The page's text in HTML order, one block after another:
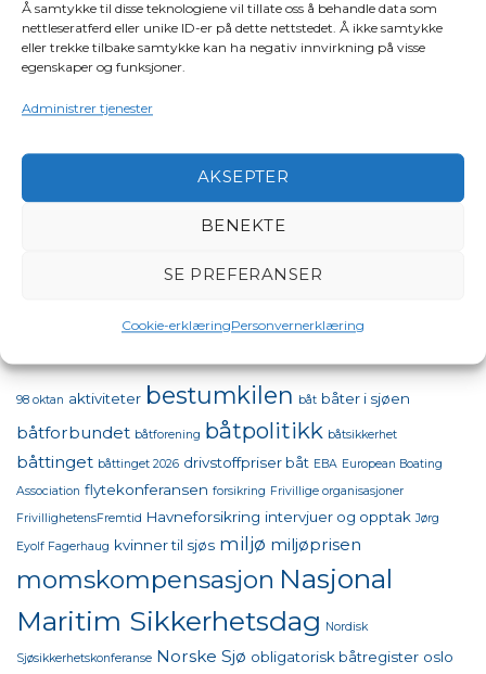
Å samtykke til disse teknologiene vil tillate oss å behandle data som
nettleseratferd eller unike ID-er på dette nettstedet. Å ikke samtykke
eller trekke tilbake samtykke kan ha negativ innvirkning på visse
egenskaper og funksjoner.
Administrer tjenester
AKSEPTER
BENEKTE
SE PREFERANSER
Cookie-erklæringPersonvernerklæring
Miljøhjørnet(18)
Nasjonal Maritim Sikkerhetsdag
Nyheter(251)
Sjøsikkerhet – våre viktige saker
98 oktan aktiviteter bestumkilen båt båter i sjøen
båtforbundet båtforening båtpolitikk båtsikkerhet
båttinget båttinget 2026 drivstoffpriser båt EBA European Boating
Association flytekonferansen forsikring Frivillige organisasjoner
FrivillighetensFremtid Havneforsikring intervjuer og opptak Jørg
Eyolf Fagerhaug kvinner til sjøs miljø miljøprisen
momskompensasjon Nasjonal
Maritim Sikkerhetsdag Nordisk
Sjøsikkerhetskonferanse Norske Sjø obligatorisk båtregister oslo